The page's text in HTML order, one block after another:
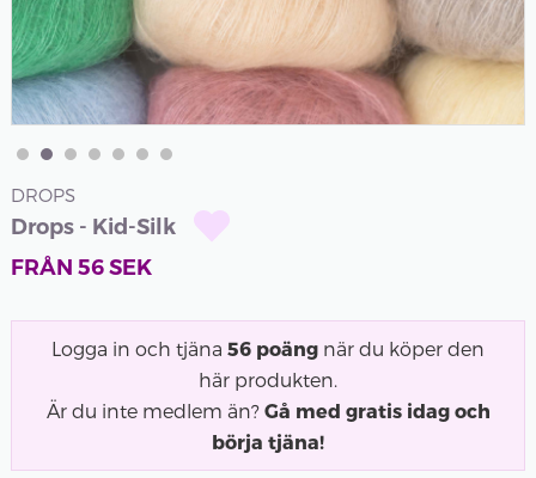
DROPS
Drops - Kid-Silk
FRÅN 56SEK
Logga in och tjäna 56 poäng när du köper den
här produkten.
Är du inte medlem än? Gå med gratis idag och
börja tjäna!